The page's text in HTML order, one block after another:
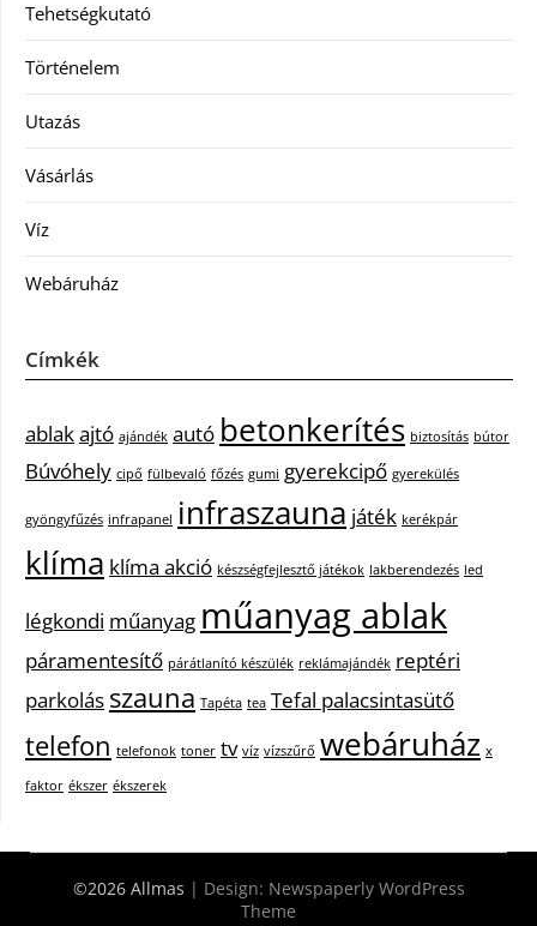
Tehetségkutató
Történelem
Utazás
Vásárlás
Víz
Webáruház
Címkék
ablakajtó ajándék autó betonkerítés biztosítás bútor
Búvóhely cipő fülbevaló főzés gumi gyerekcipő gyerekülés
gyöngyfűzés infrapanel infraszauna játék kerékpár
klíma klíma akció készségfejlesztő játékok lakberendezés led
légkondi műanyag műanyag ablak
páramentesítő párátlanító készülék reklámajándék reptéri
parkolás szauna Tapéta tea Tefal palacsintasütő
telefon telefonok toner tv víz vízszűrő webáruház x
faktor ékszer ékszerek
©2026 Allmas | Design: Newspaperly WordPress
Theme